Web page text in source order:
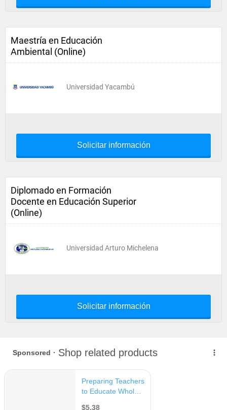
Maestría en Educación
Ambiental (Online)
Universidad Yacambú
Solicitar información
Diplomado en Formación
Docente en Educación Superior
(Online)
Universidad Arturo Michelena
Solicitar información